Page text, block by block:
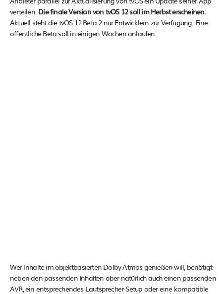
verteilen. Die finale Version von tvOS 12 soll im Herbst erscheinen.
Aktuell steht die tvOS 12 Beta 2 nur Entwicklern zur Verfügung. Eine
öffentliche Beta soll in einigen Wochen anlaufen.
Wer Inhalte im objektbasierten Dolby Atmos genießen will, benötigt
neben den passenden Inhalten aber natürlich auch einen passenden
AVR, ein entsprechendes Lautsprecher-Setup oder eine kompatible